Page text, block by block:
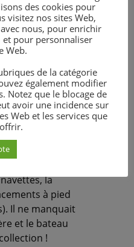
eu la chance
de la Cité des
pour notre
: l’avion, le
la
à pied
Il ne manquait
et le bateau
!
des cookies pour
visitez nos sites Web,
nous, pour enrichir
pour personnaliser
Web.
de la catégorie
également modifier
Notez que le blocage de
avoir une incidence sur
Web et les services que